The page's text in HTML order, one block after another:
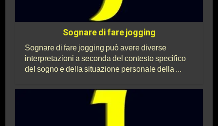
Sognare di fare jogging
Sognare di fare jogging può avere diverse
interpretazioni a seconda del contesto specifico
del sogno e della situazione personale della ...